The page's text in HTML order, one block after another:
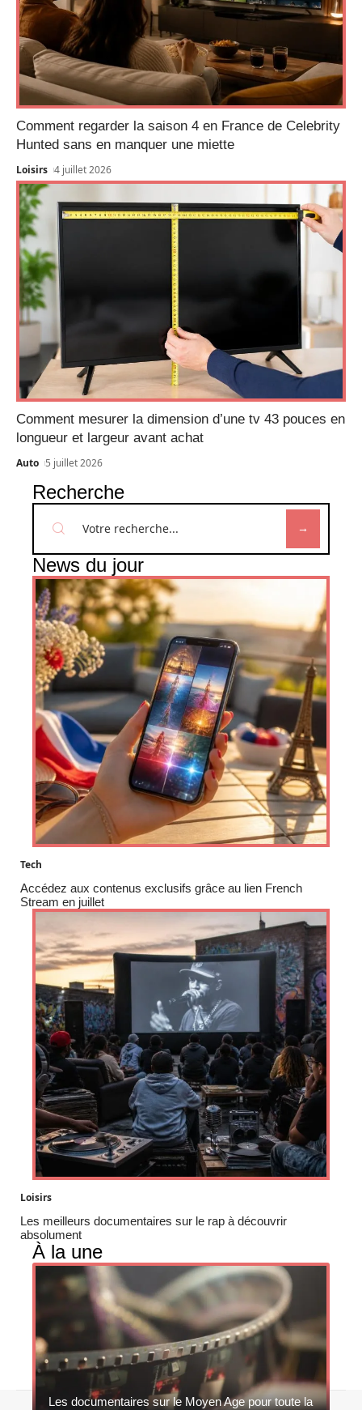
Comment regarder la saison 4 en France de Celebrity
Hunted sans en manquer une miette
Loisirs 4 juillet 2026
Comment mesurer la dimension d’une tv 43 pouces en
longueur et largeur avant achat
Auto 5 juillet 2026
Recherche
News du jour
Tech
Accédez aux contenus exclusifs grâce au lien French
Stream en juillet
Loisirs
Les meilleurs documentaires sur le rap à découvrir
absolument
À la une
Les documentaires sur le Moyen Age pour toute la